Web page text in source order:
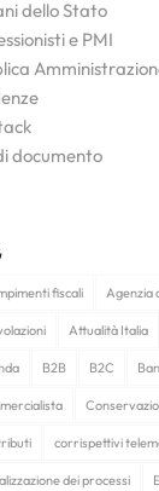
dello Stato
e PMI
documento
fiscali Agenzia
Attualità Italia
B2B B2C
corrispettivi
dei processi